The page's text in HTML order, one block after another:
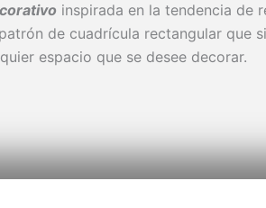
inspirada en la tendencia de
de cuadrícula rectangular que
espacio que se desee decorar.